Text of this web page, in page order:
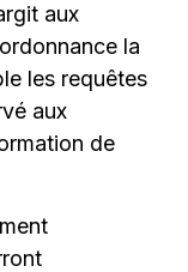
aux
la
les requêtes
aux
de